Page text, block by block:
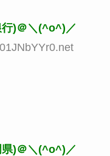
)＠＼(^o^)／
県)＠＼(^o^)／